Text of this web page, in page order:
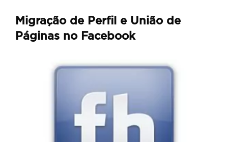
Migração de Perfil e União de
Páginas no Facebook